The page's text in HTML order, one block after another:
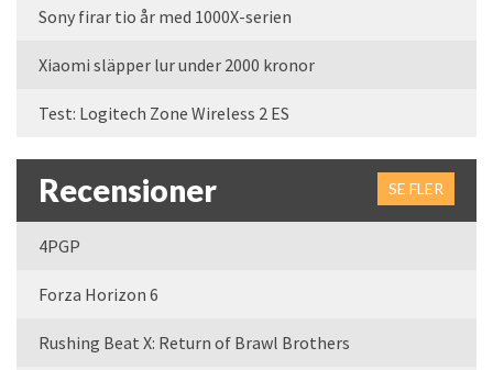
Sony firar tio år med 1000X-serien
Xiaomi släpper lur under 2000 kronor
Test: Logitech Zone Wireless 2 ES
Recensioner SE FLER
4PGP
Forza Horizon 6
Rushing Beat X: Return of Brawl Brothers